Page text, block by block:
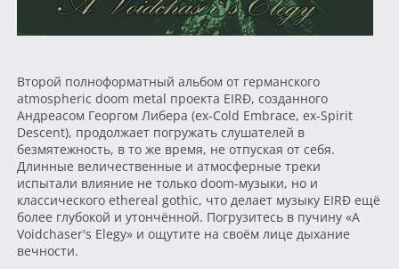
Второй полноформатный альбом от германского
atmospheric doom metal проекта EIRÐ, созданного
Андреасом Георгом Либера (ex-Cold Embrace, ex-Spirit
Descent), продолжает погружать слушателей в
безмятежность, в то же время, не отпуская от себя.
Длинные величественные и атмосферные треки
испытали влияние не только doom-музыки, но и
классического ethereal gothic, что делает музыку EIRÐ ещё
более глубокой и утончённой. Погрузитесь в пучину «A
Voidchaser's Elegy» и ощутите на своём лице дыхание
вечности.